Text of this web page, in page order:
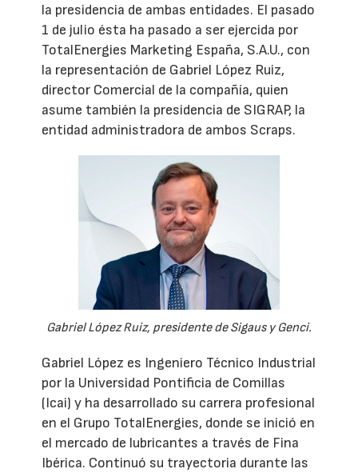
la presidencia de ambas entidades. El pasado
1 de julio ésta ha pasado a ser ejercida por
TotalEnergies Marketing España, S.A.U., con
la representación de Gabriel López Ruiz,
director Comercial de la compañía, quien
asume también la presidencia de SIGRAP, la
entidad administradora de ambos Scraps.
Gabriel López Ruiz, presidente de Sigaus y Genci.
Gabriel López es Ingeniero Técnico Industrial
por la Universidad Pontificia de Comillas
(Icai) y ha desarrollado su carrera profesional
en el Grupo TotalEnergies, donde se inició en
el mercado de lubricantes a través de Fina
Ibérica. Continuó su trayectoria durante las